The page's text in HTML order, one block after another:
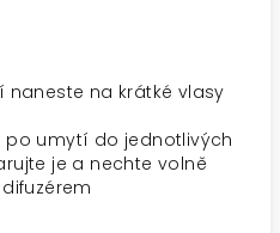
na krátké vlasy
po umytí do jednotlivých
je a nechte volně